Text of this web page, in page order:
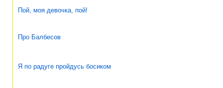
Пой, моя девочка, пой!
Про Балбесов
Я по радуге пройдусь босиком